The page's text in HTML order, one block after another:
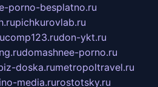
porno-besplatno.ru
pichkurovlab.ru
comp123.rudon-ykt.ru
domashnee-porno.ru
doska.rumetropoltravel.ru
media.rurostotsky.ru